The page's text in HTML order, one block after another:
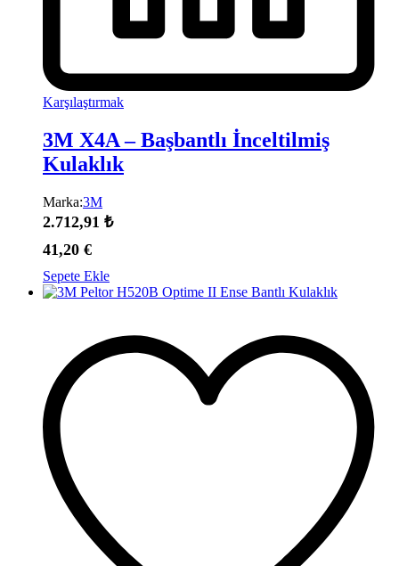
Karşılaştırmak
3M X4A – Başbantlı İnceltilmiş
Kulaklık
Marka:3M
2.712,91 ₺
41,20 €
Sepete Ekle